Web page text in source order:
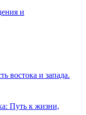
и
востока и запада.
Путь к жизни,